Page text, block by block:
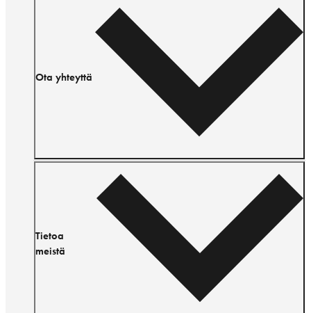
Ota yhteyttä
Tietoa
meistä